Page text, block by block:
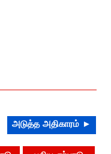
அடுத்த அதிகாரம் ►